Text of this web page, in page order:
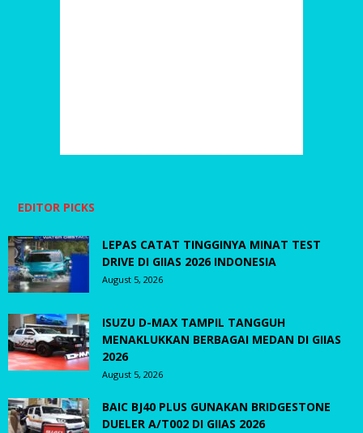
EDITOR PICKS
LEPAS CATAT TINGGINYA MINAT TEST
DRIVE DI GIIAS 2026 INDONESIA
August 5, 2026
ISUZU D-MAX TAMPIL TANGGUH
MENAKLUKKAN BERBAGAI MEDAN DI GIIAS
2026
August 5, 2026
BAIC BJ40 PLUS GUNAKAN BRIDGESTONE
DUELER A/T002 DI GIIAS 2026